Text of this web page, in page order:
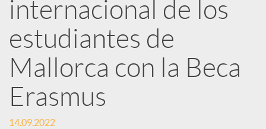
e
s
S
internacional de los
estudiantes de
Mallorca con la Beca
Erasmus
14.09.2022